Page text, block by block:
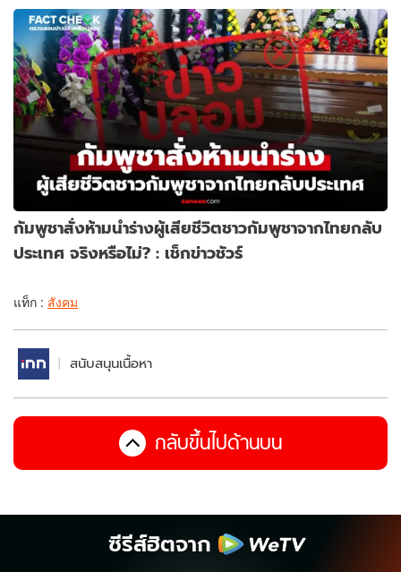
กัมพูชาสั่งห้ามนำร่างผู้เสียชีวิตชาวกัมพูชาจากไทยกลับ
ประเทศ จริงหรือไม่? : เช็กข่าวชัวร์
แท็ก : สังคม
สนับสนุนเนื้อหา
กลับขึ้นไปด้านบน
ซีรีส์ฮิตจาก